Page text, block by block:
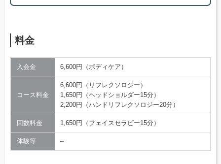
料金
入会金 6,600円（ボディケア）
コース料金
6,600円（リフレクソロジー）
1,650円（ヘッドショルダー15分）
2,200円（ハンドリフレクソロジー20分）
回数料金 1,650円（フェイスセラピー15分）
体験等 –